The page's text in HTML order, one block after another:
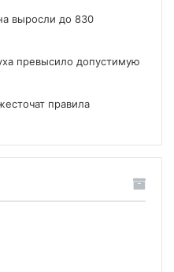
выросли до 830
превысило допустимую
правила